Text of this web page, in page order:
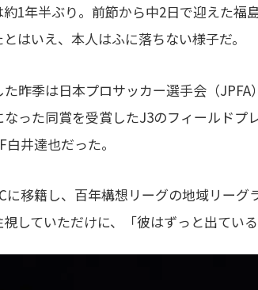
1年半ぶり。前節から中2日で迎えた福
はいえ、本人はふに落ちない様子だ。
昨季は日本プロサッカー選手会（
った同賞を受賞したJ3のフィールドプ
井達也だった。
に移籍し、百年構想リーグの地域リー
していただけに、「彼はずっと出てい